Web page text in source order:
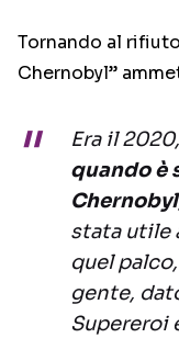
Tornando al
Chernobyl”
Era il 2020,
quando è
Chernobyl
stata utile
quel
gente,
Supereroi